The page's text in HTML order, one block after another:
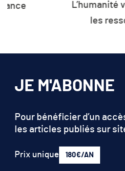
les ressources
JE M'ABONNE
Pour bénéficier d’un
les articles publiés sur
Prix unique 180€/AN